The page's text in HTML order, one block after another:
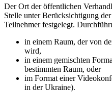
Der Ort der öffentlichen
Stelle unter Berücksichtigung
Teilnehmer festgelegt.
in einem Raum, der von
wird,
in einem gemischten
bestimmten Raum, oder
im Format einer
in der Ukraine).